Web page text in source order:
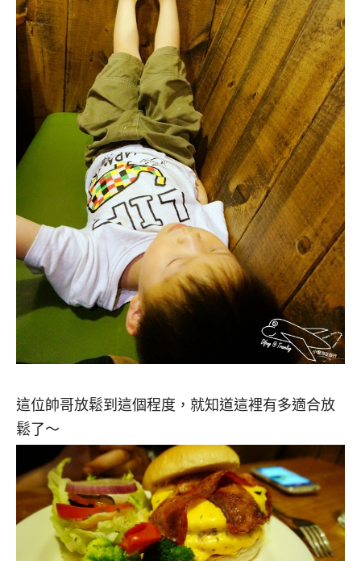
這位帥哥放鬆到這個程度，就知道這裡有多適合放
鬆了～